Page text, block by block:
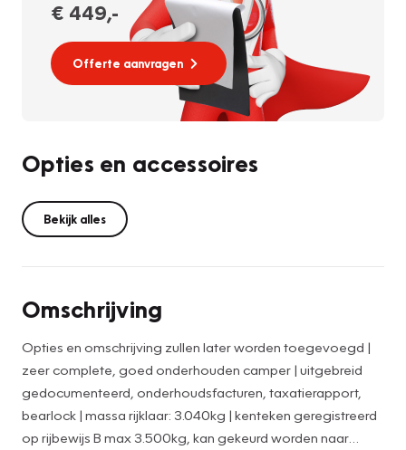
€ 449,-
Offerte aanvragen
Opties en accessoires
Bekijk alles
Omschrijving
Opties en omschrijving zullen later worden toegevoegd |
zeer complete, goed onderhouden camper | uitgebreid
gedocumenteerd, onderhoudsfacturen, taxatierapport,
bearlock | massa rijklaar: 3.040kg | kenteken geregistreerd
op rijbewijs B max 3.500kg, kan gekeurd worden naar